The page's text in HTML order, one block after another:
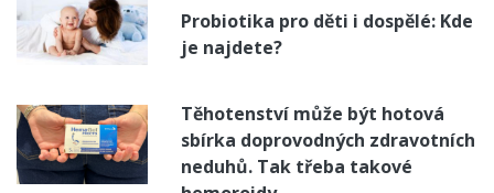
Probiotika pro děti i dospělé: Kde
je najdete?
Těhotenství může být hotová
sbírka doprovodných zdravotních
neduhů. Tak třeba takové